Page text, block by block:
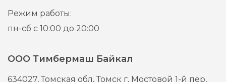
Режим работы:
пн-сб с 10:00 до 20:00
ООО Тимбермаш Байкал
634027,Томская обл, Томск г, Мостовой 1-й пер,